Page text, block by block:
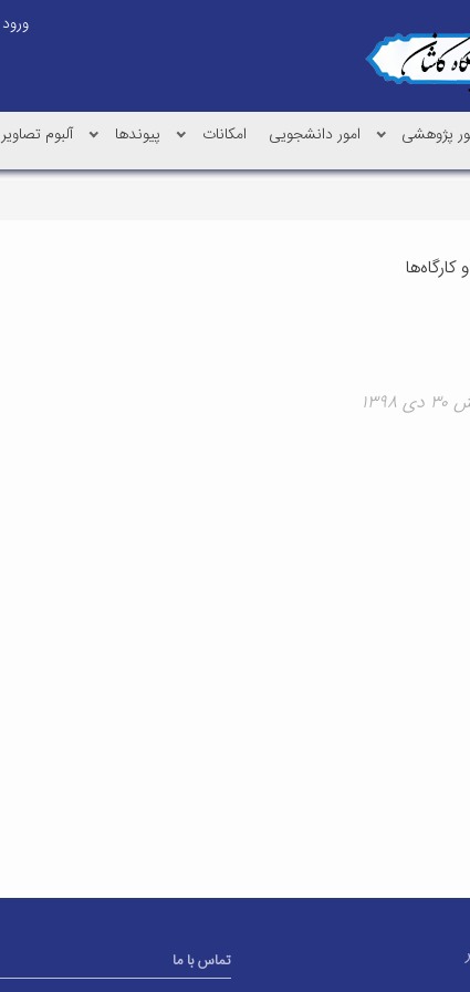
ورود
پژوهشی امور دانشجویی امکانات پیوندها آلبوم تصاویر
کارگاه‌ها
تماس با ما